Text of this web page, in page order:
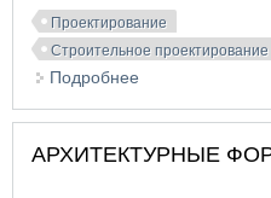
Проектирование
Строительное
Подробнее
АРХИТЕКТУРНЫЕ